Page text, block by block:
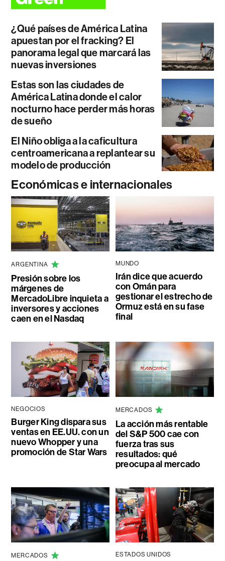
¿Qué países de América Latina
apuestan por el fracking? El
panorama legal que marcará las
nuevas inversiones
Estas son las ciudades de
América Latina donde el calor
nocturno hace perder más horas
de sueño
El Niño obliga a la caficultura
centroamericana a replantear su
modelo de producción
Económicas e internacionales
ARGENTINA
Presión sobre los
márgenes de
MercadoLibre inquieta a
inversores y acciones
caen en el Nasdaq
MUNDO
Irán dice que acuerdo
con Omán para
gestionar el estrecho de
Ormuz está en su fase
final
NEGOCIOS
Burger King dispara sus
ventas en EE.UU. con un
nuevo Whopper y una
promoción de Star Wars
MERCADOS
La acción más rentable
del S&P 500 cae con
fuerza tras sus
resultados: qué
preocupa al mercado
MERCADOS ESTADOS UNIDOS